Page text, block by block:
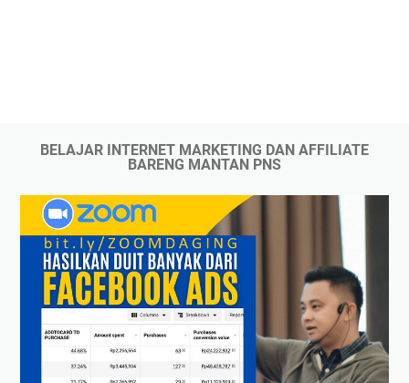
BELAJAR INTERNET MARKETING DAN AFFILIATE
BARENG MANTAN PNS